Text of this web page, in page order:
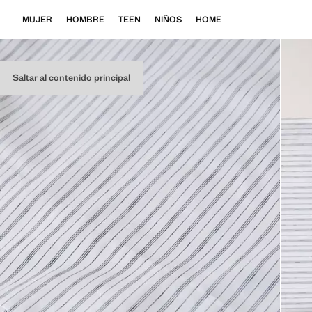
Saltar al contenido principal
MUJER HOMBRE TEEN NIÑOS HOME